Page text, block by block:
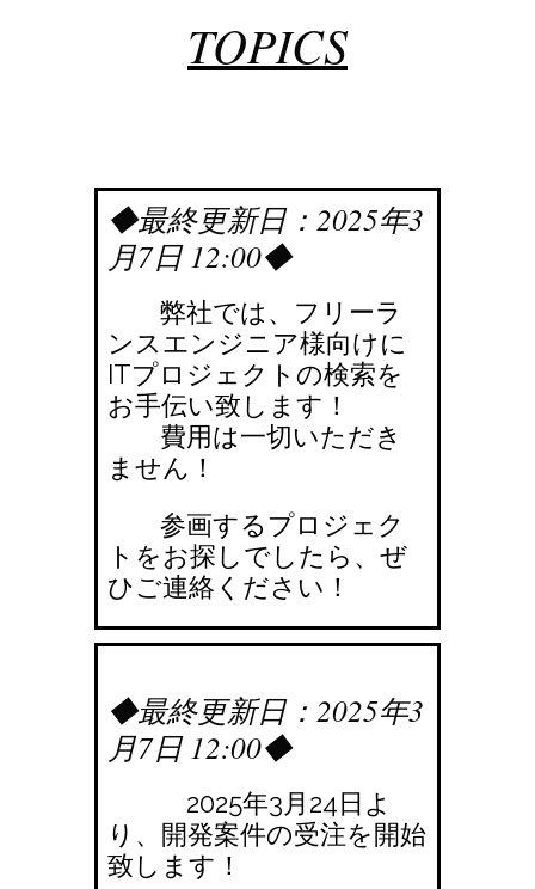
TOPICS
◆最終更新日：2025年3
月7日 12:00◆
弊社では、フリーラ
ンスエンジニア様向けに
ITプロジェクトの検索を
お手伝い致します！
費用は一切いただき
ません！
参画するプロジェク
トをお探しでしたら、ぜ
ひご連絡ください！
◆最終更新日：2025年3
月7日 12:00◆
2025年3月24日よ
り、開発案件の受注を開始
致します！